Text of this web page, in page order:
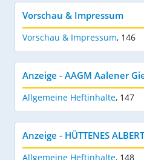
Vorschau & Impressum
Vorschau & Impressum, 146
Anzeige - AAGM Aalener
Allgemeine Heftinhalte, 147
Anzeige - HÜTTENES
Allgemeine Heftinhalte, 148